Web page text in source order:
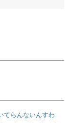
てらんないんすわ